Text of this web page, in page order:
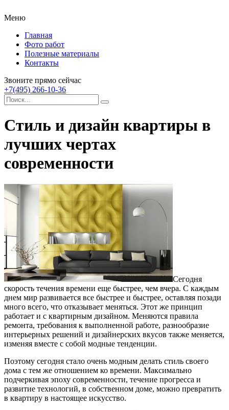
Меню
Главная
Фото работ
Полезные материалы
Контакты
Звоните прямо сейчас
+7(495) 266-10-36
Стиль и дизайн квартиры в
лучших чертах
современности
Сегодня
скорость течения времени еще быстрее, чем вчера. С каждым
днем мир развивается все быстрее и быстрее, оставляя позади
много всего, что отказывает меняться. Этот же принцип
работает и с квартирным дизайном. Меняются правила
ремонта, требования к выполненной работе, разнообразие
интерьерных решений и дизайнерских вкусов также меняется,
изменяя вместе с собой модные тенденции.
Поэтому сегодня стало очень модным делать стиль своего
дома с тем же отношением ко времени. Максимально
подчеркивая эпоху современности, течение прогресса и
развитие технологий, в собственном доме, можно превратить
в квартиру в настоящее искусство.